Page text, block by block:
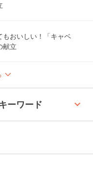
もおいしい！「キャベ
献立
ーワード keyboard_arrow_up